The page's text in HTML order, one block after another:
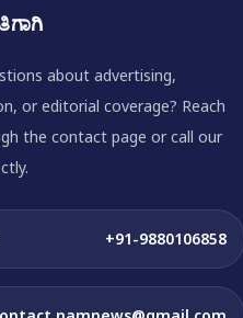
about advertising,
or editorial coverage? Reach
the contact page or call our
+91-9880106858